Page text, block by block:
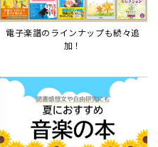
電子楽譜のラインナップも続々追
加！